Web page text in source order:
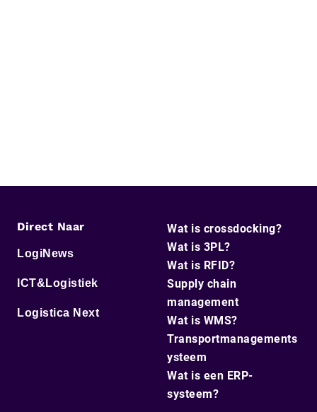
Direct Naar
LogiNews
ICT&Logistiek
Logistica Next
Wat is crossdocking?
Wat is 3PL?
Wat is RFID?
Supply chain
management
Wat is WMS?
Transportmanagements
ysteem
Wat is een ERP-
systeem?